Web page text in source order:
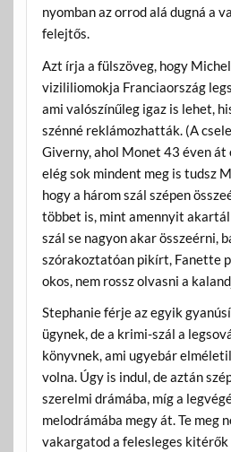
nyomban az orrod alá dugná a
felejtős.
Azt írja a fülszöveg, hogy
vizililiomokja Franciaország
ami valószínűleg igaz is lehet,
szénné reklámozhatták. (A
Giverny, ahol Monet 43 éven
elég sok mindent meg is tudsz
hogy a három szál szépen
többet is, mint amennyit akartál
szál se nagyon akar összeérni,
szórakoztatóan pikírt, Fanette
okos, nem rossz olvasni a
Stephanie férje az egyik
ügynek, de a krimi-szál a
könyvnek, ami ugyebár
volna. Úgy is indul, de aztán
szerelmi drámába, míg a
melodrámába megy át. Te meg
vakargatod a felesleges